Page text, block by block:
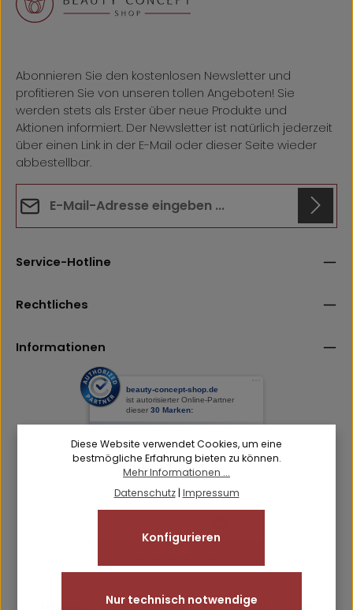
Abonnieren Sie den kostenlosen Newsletter und
profitieren Sie von unseren tollen Angeboten! Sie
werden stets als Erster über neue Produkte und
Aktionen informiert. Der Newsletter ist natürlich jederzeit
über einen Link in der E-Mail oder dieser Seite wieder
abbestellbar.
Ich habe dieDatenschutzbestimmungen
einverstanden.
Die mit einem Stern (*) markierten Felder sind
Pflichtfelder.
Service-Hotline
Rechtliches
Informationen
Diese Website verwendet Cookies, um eine
bestmögliche Erfahrung bieten zu können.
Mehr Informationen ...
Datenschutz| Impressum
Nur technisch notwendige
Konfigurieren